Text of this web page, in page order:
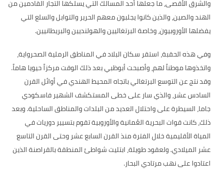
والشرق الأقصى، ما جعلها أحد المسالك التي يسلكها التجار القادمين من
الهند والصين، والذين كانوا يجلبون معهم الحرير والتوابل والسلع التي
يفضلها الأوروبيون، وخاصة البرتغاليين والهولنديين والبريطانيين.
وفي هذه الحقبة،استقر سكان البلاد في المناطق الرملية الصحرواية،
واتخذوها موطناً لهم، وأصبحت أبوظبي بعد ذلك الوقت مركزاً حيويا هاماً.
وقد نتج عن التوسع البرتغالي باتجاه المحيط الهندي في أوائل القرن
السادس عشر، والذي سار على خطى المستكشف الشهير فاسكودي
جاما، السيطرة على واحتلال العديد من البلدات والمناطق الساحلية.وبعد
ذلك، كانت قوات البحرية العُمانية والأوروبية تقوم بتسيير دوريات في
المياة الأقليمية خلال الفترة منذ القرن السابع عشر وحتى القرن التاسع
عشر الميلادي.ولعقود طويلة، ابتليت شواطئ المنطقة بالقراصنة الذين
اعتادوا على نهب مرتادي البحار.